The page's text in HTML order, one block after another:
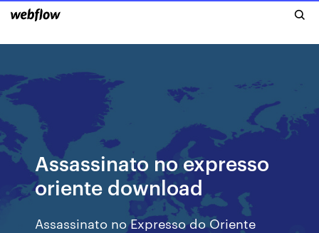
Assassinato no expresso
oriente download
Assassinato no Expresso do Oriente